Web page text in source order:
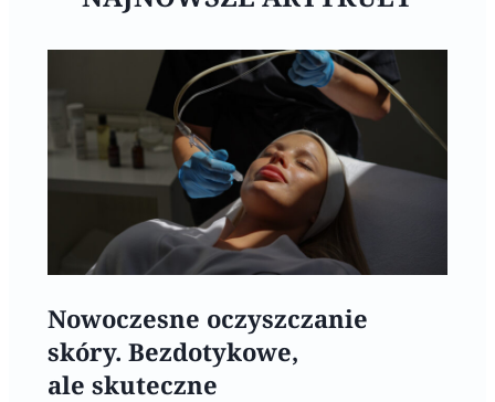
Nowoczesne oczyszczanie
skóry. Bezdotykowe,
ale skuteczne